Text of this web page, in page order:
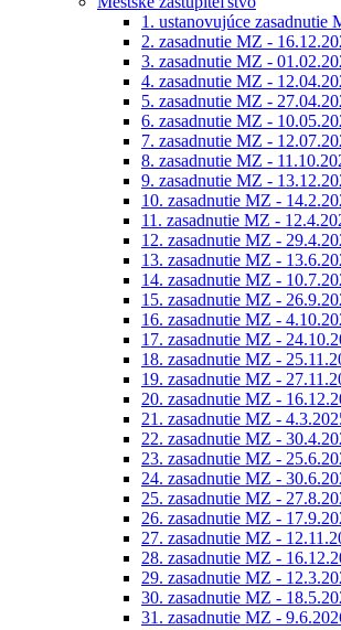
1. ustanovujúce zasadnutie
2. zasadnutie MZ -
3. zasadnutie MZ -
4. zasadnutie MZ -
5. zasadnutie MZ -
6. zasadnutie MZ -
7. zasadnutie MZ -
8. zasadnutie MZ -
9. zasadnutie MZ -
10. zasadnutie MZ -
11. zasadnutie MZ -
12. zasadnutie MZ -
13. zasadnutie MZ -
14. zasadnutie MZ -
15. zasadnutie MZ -
16. zasadnutie MZ -
17. zasadnutie MZ -
18. zasadnutie MZ -
19. zasadnutie MZ -
20. zasadnutie MZ -
21. zasadnutie MZ -
22. zasadnutie MZ -
23. zasadnutie MZ -
24. zasadnutie MZ -
25. zasadnutie MZ -
26. zasadnutie MZ -
27. zasadnutie MZ -
28. zasadnutie MZ -
29. zasadnutie MZ -
30. zasadnutie MZ -
31. zasadnutie MZ -